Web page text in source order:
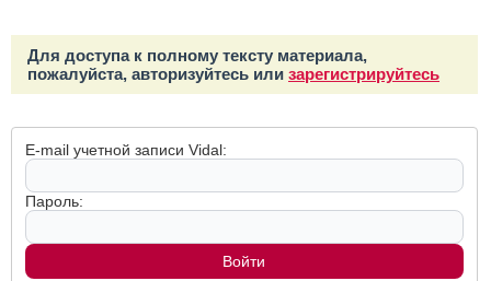
Для доступа к полному тексту материала,
пожалуйста, авторизуйтесь или зарегистрируйтесь
E-mail учетной записи Vidal:
Пароль: